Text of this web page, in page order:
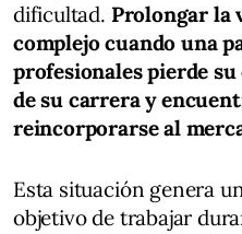
dificultad. Prolongar la
complejo cuando una
profesionales pierde
de su carrera y
reincorporarse al
Esta situación genera
objetivo de trabajar